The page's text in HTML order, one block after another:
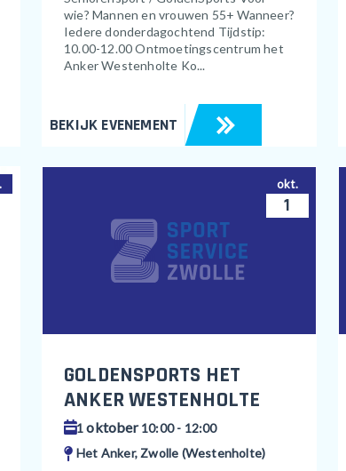
wie? Mannen en vrouwen 55+ Wanneer?
Iedere donderdagochtend Tijdstip:
10.00-12.00 Ontmoetingscentrum het
Anker Westenholte Ko...
BEKIJK EVENEMENT
okt.
1
GOLDENSPORTS HET
ANKER WESTENHOLTE
1oktober10:00 - 12:00
Het Anker, Zwolle (Westenholte)